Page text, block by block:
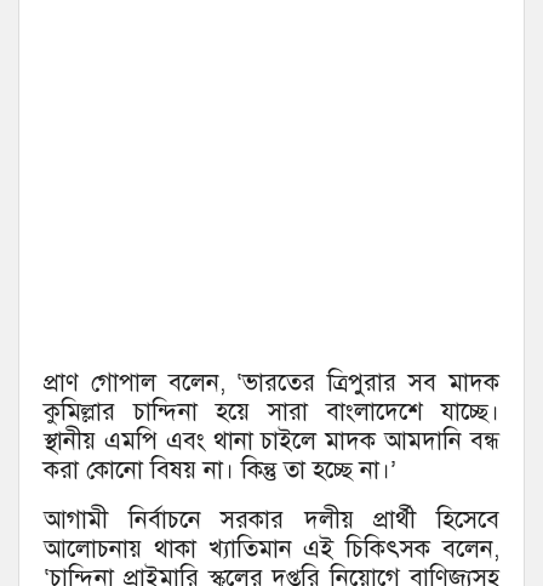
প্রাণ গোপাল বলেন, ‘ভারতের ত্রিপুরার সব মাদক
কুমিল্লার চান্দিনা হয়ে সারা বাংলাদেশে যাচ্ছে।
স্থানীয় এমপি এবং থানা চাইলে মাদক আমদানি বন্ধ
করা কোনো বিষয় না। কিন্তু তা হচ্ছে না।’
আগামী নির্বাচনে সরকার দলীয় প্রার্থী হিসেবে
আলোচনায় থাকা খ্যাতিমান এই চিকিৎসক বলেন,
‘চান্দিনা প্রাইমারি স্কুলের দপ্তরি নিয়োগে বাণিজ্যসহ